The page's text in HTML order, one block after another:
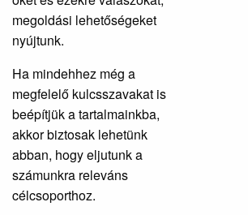
megoldási lehetőségeket
nyújtunk.
Ha mindehhez még a
megfelelő kulcsszavakat is
beépítjük a tartalmainkba,
akkor biztosak lehetünk
abban, hogy eljutunk a
számunkra releváns
célcsoporthoz.